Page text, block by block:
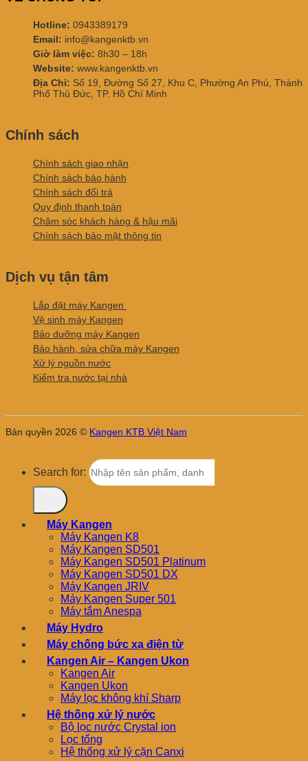
Hotline: 0943389179
Email: info@kangenktb.vn
Giờ làm việc: 8h30 – 18h
Website: www.kangenktb.vn
Địa Chỉ: Số 19, Đường Số 27, Khu C, Phường An Phú, Thành
Phố Thủ Đức, TP. Hồ Chí Minh
Chính sách
Chính sách giao nhận
Chính sách bảo hành
Chính sách đổi trả
Quy định thanh toán
Chăm sóc khách hàng & hậu mãi
Chính sách bảo mật thông tin
Dịch vụ tận tâm
Lắp đặt máy Kangen
Vệ sinh máy Kangen
Bảo dưỡng máy Kangen
Bảo hành, sửa chữa máy Kangen
Xử lý nguồn nước
Kiểm tra nước tại nhà
Bản quyền 2026 © Kangen KTB Việt Nam
Search for:
Máy Kangen
Máy Kangen K8
Máy Kangen SD501
Máy Kangen SD501 Platinum
Máy Kangen SD501 DX
Máy Kangen JRIV
Máy Kangen Super 501
Máy tắm Anespa
Máy Hydro
Máy chống bức xạ điện từ
Kangen Air – Kangen Ukon
Kangen Air
Kangen Ukon
Máy lọc không khí Sharp
Hệ thống xử lý nước
Bộ lọc nước Crystal ion
Lọc tổng
Hệ thống xử lý cặn Canxi